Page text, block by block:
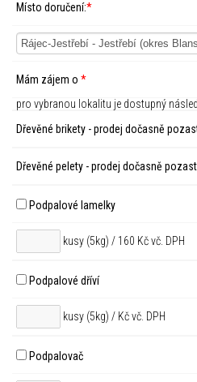
Místo doručení:*
Mám zájem o *
pro vybranou lokalitu je dostupný
Dřevěné brikety - prodej dočasně
Dřevěné pelety - prodej dočasně
Podpalové lamelky
kusy (5kg) / 160 Kč vč. DPH
Podpalové dříví
kusy (5kg) / Kč vč. DPH
Podpalovač